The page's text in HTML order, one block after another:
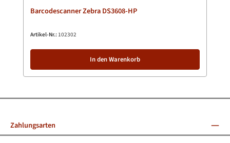
Barcodescanner Zebra DS3608-HP
Artikel-Nr.: 102302
In den Warenkorb
Zahlungsarten